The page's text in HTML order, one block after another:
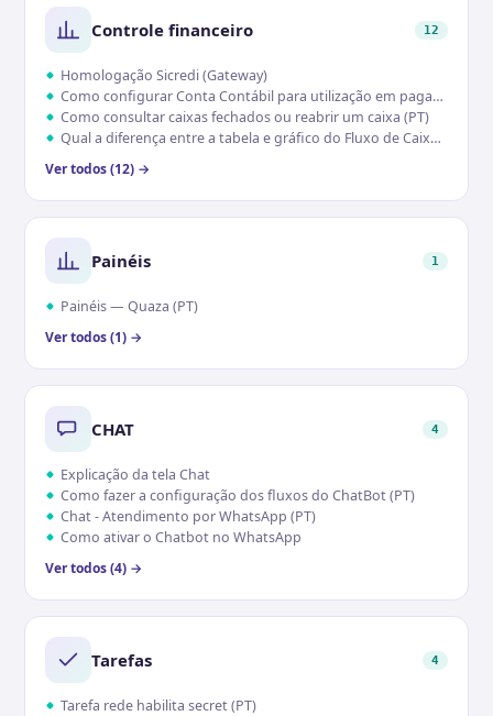
Controle financeiro 12
Homologação Sicredi (Gateway)
Como configurar Conta Contábil para utilização em pagamentos (PT)
Como consultar caixas fechados ou reabrir um caixa (PT)
Qual a diferença entre a tabela e gráfico do Fluxo de Caixa (PT)
Ver todos (12) →
Painéis 1
Painéis — Quaza (PT)
Ver todos (1) →
CHAT 4
Explicação da tela Chat
Como fazer a configuração dos fluxos do ChatBot (PT)
Chat - Atendimento por WhatsApp (PT)
Como ativar o Chatbot no WhatsApp
Ver todos (4) →
Tarefas 4
Tarefa rede habilita secret (PT)